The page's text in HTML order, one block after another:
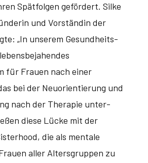
Spätfolgen gefördert. Silke
und Vorständin der
„In unserem Gesundheits­
für Frauen nach einer
bei der Neuorientierung und
nach der Therapie unter­
diese Lücke mit der
die als mentale
aller Altersgruppen zu